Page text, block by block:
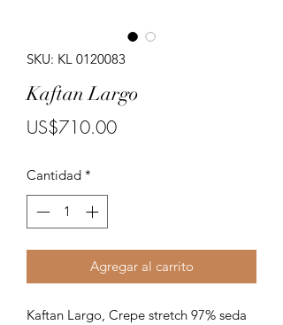
SKU: KL 0120083
Kaftan Largo
US$710.00Precio
Cantidad *
Agregar al carrito
Kaftan Largo, Crepe stretch 97% seda